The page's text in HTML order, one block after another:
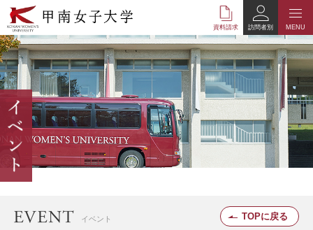
本
文
へ
の
リ
ン
ナ
ビ
ゲ
ー
シ
ョ
資料請求 MENU
訪問者別
イベント TOPに戻る